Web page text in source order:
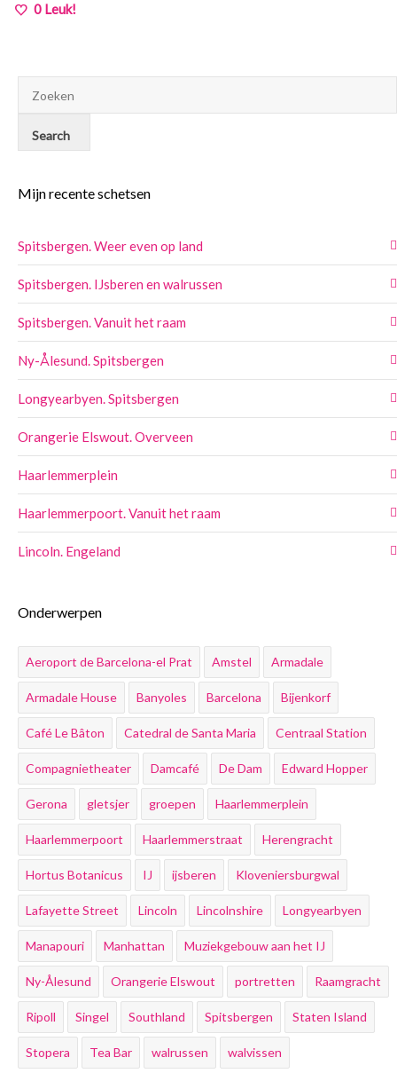
0 Leuk!
Mijn recente schetsen
Spitsbergen. Weer even op land
Spitsbergen. IJsberen en walrussen
Spitsbergen. Vanuit het raam
Ny-Ålesund. Spitsbergen
Longyearbyen. Spitsbergen
Orangerie Elswout. Overveen
Haarlemmerplein
Haarlemmerpoort. Vanuit het raam
Lincoln. Engeland
Onderwerpen
Aeroport de Barcelona-el Prat Amstel Armadale
Armadale House Banyoles Barcelona Bijenkorf
Café Le Bâton Catedral de Santa Maria Centraal Station
Compagnietheater Damcafé De Dam Edward Hopper
Gerona gletsjer groepen Haarlemmerplein
Haarlemmerpoort Haarlemmerstraat Herengracht
Hortus Botanicus IJ ijsberen Kloveniersburgwal
Lafayette Street Lincoln Lincolnshire Longyearbyen
Manapouri Manhattan Muziekgebouw aan het IJ
Ny-Ålesund Orangerie Elswout portretten Raamgracht
Ripoll Singel Southland Spitsbergen Staten Island
Stopera Tea Bar walrussen walvissen